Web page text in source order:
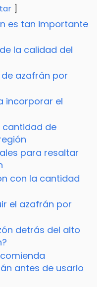
es tan importante
la calidad del
azafrán por
incorporar el
cantidad de
para resaltar
con la cantidad
el azafrán por
detrás del alto
antes de usarlo